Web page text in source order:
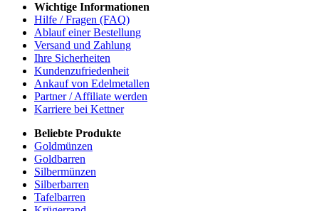
Wichtige Informationen
Hilfe / Fragen (FAQ)
Ablauf einer Bestellung
Versand und Zahlung
Ihre Sicherheiten
Kundenzufriedenheit
Ankauf von Edelmetallen
Partner / Affiliate werden
Karriere bei Kettner
Beliebte Produkte
Goldmünzen
Goldbarren
Silbermünzen
Silberbarren
Tafelbarren